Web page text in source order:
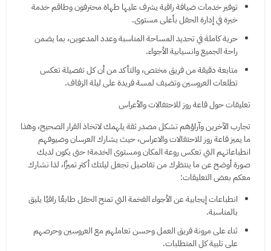
توفير خدمات ضيافة راقية يشرف عليها طهاة محترفون وطاقم خدمة
خبرة في إدارة الحفل بأعلى مستوى.
حرية كاملة في تحديد المساحة المناسبة وعدد المدعوين، بما يضمن
راحة الجميع وانسيابية الأجواء.
متابعة دقيقة من فريق مختص، والتأكد من أن كل تفصيلة تعكس
تطلعات العروسين وتضيف لمسة فريدة على ليلة الزفاف.
تعليقات حول قاعة روز للاحتفالات والأعراس
تجارب الآخرين وآراؤهم تشكل مصدر ثقة يلهمك لاتخاذ القرار الصحيح، وهذا
ما يميز قاعة روز للاحتفالات والاعراس، حيث يشارك العرسان وضيوفهم
انطباعاتهم التي تعكس روعة المكان ومستوى الخدمة؛ حتى يكون لديك
صورة أوضح عن ما ينتظرك من تفاصيل تجعل ليلتك أكثر تميزًا، لذا نشارك
معكم بعض التعليقات:
انطباعات إيجابية عن الأجواء الفخمة التي تمنح الحفل طابعًا راقيًا يليق
بالمناسبة.
ثناء على مرونة فريق العمل وحسن تعاملهم مع العروسين وحرصهم
على تلبية كل المتطلبات.